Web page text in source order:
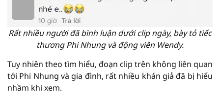
Rất nhiều người đã bình luận dưới clip ngày, bày tỏ tiếc
thương Phi Nhung và động viên Wendy.
Tuy nhiên theo tìm hiểu, đoạn clip trên không liên quan
tới Phi Nhung và gia đình, rất nhiều khán giả đã bị hiểu
nhầm khi xem.